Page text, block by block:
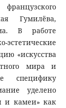
Гумилёва,
В работе
«искусства
мира и
специфику
уделено
и камеи» как